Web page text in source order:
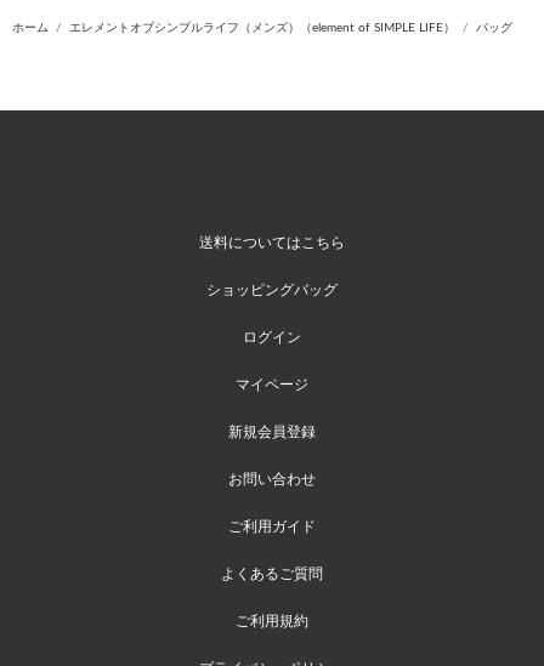
ホーム エレメントオブシンプルライフ（メンズ）（element of SIMPLE LIFE） バッグ
送料についてはこちら
ショッピングバッグ
ログイン
マイページ
新規会員登録
お問い合わせ
ご利用ガイド
よくあるご質問
ご利用規約